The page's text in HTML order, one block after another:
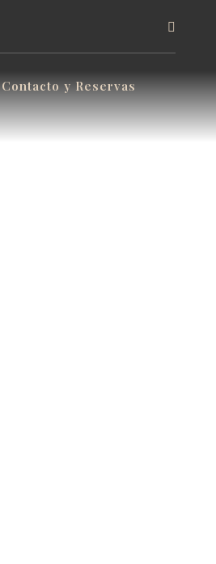
Contacto y Reservas